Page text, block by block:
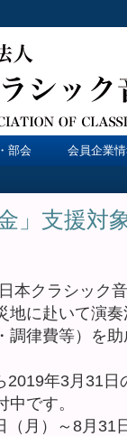
部会 会員企業
」支援対
本クラシック
地に赴いて演
調律費等）を
2019年3月31
中です。
（月）～8月